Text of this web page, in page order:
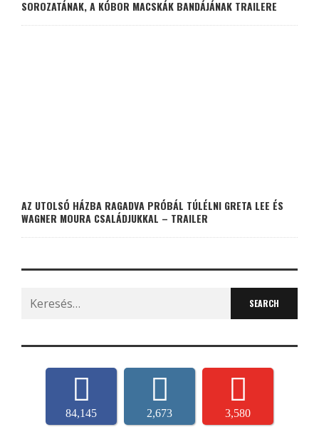
SOROZATÁNAK, A KÓBOR MACSKÁK BANDÁJÁNAK TRAILERE
AZ UTOLSÓ HÁZBA RAGADVA PRÓBÁL TÚLÉLNI GRETA LEE ÉS
WAGNER MOURA CSALÁDJUKKAL – TRAILER
Search
for:
84,145 2,673 3,580